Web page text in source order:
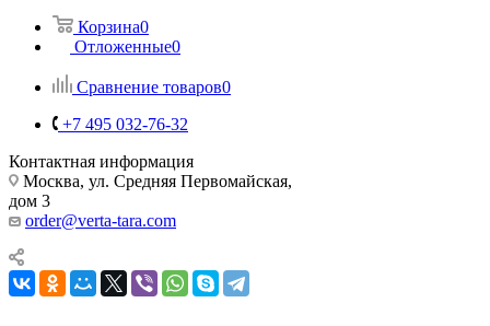
Корзина0
Отложенные0
Сравнение товаров0
+7 495 032-76-32
Контактная информация
Москва, ул. Средняя Первомайская,
дом 3
order@verta-tara.com